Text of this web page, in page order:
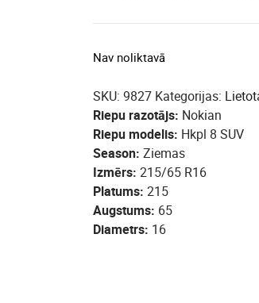
Nav noliktavā
SKU: 9827 Kategorijas:
Riepu razotājs Nokian
Riepu modelis Hkpl 8 SUV
Season Ziemas
Izmērs 215/65 R16
Platums 215
Augstums 65
Diametrs 16